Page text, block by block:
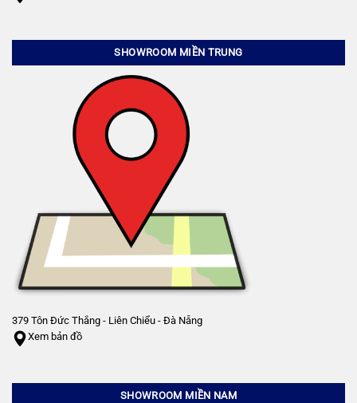
SHOWROOM MIỀN TRUNG
379 Tôn Đức Thắng - Liên Chiểu - Đà Nẵng
Xem bản đồ
SHOWROOM MIỀN NAM